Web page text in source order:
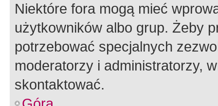
Niektóre fora mogą mieć
użytkowników albo grup. Żeby
potrzebować specjalnych
moderatorzy i administratorzy,
skontaktować.